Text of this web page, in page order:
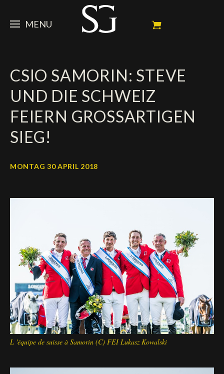
MENU
Porträt
Erfolge
Ambassador
NEWS
News
Dossiers
Kalender
Nächste Turniere
Fotogalerie
PFERDE
Meine Turnierpferde
In memorium
Zuchthengst
SPONSOREN
Sponsoren
Autogramm
SHOP
CSIO SAMORIN: STEVE
UND DIE SCHWEIZ
FEIERN GROSSARTIGEN
SIEG!
MONTAG 30 APRIL 2018
L 'équipe de suisse à Samorin (C) FEI Lukasz Kowalski